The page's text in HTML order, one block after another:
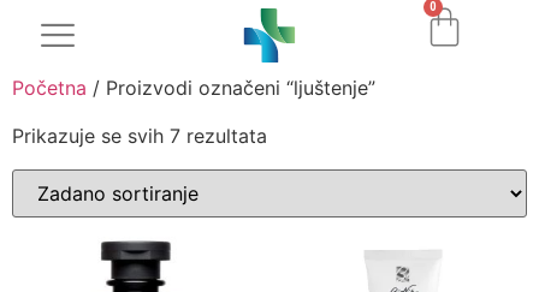
0
Početna / Proizvodi označeni “ljuštenje”
Prikazuje se svih 7 rezultata